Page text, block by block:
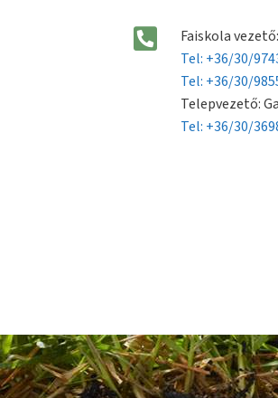
Faiskola
Tel: +36/30/
Tel: +36/30/
Telepvezető:
Tel: +36/30/